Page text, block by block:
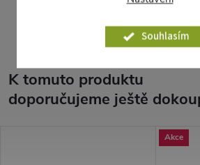
Souhlasím
K tomuto produktu
doporučujeme ještě
Akce